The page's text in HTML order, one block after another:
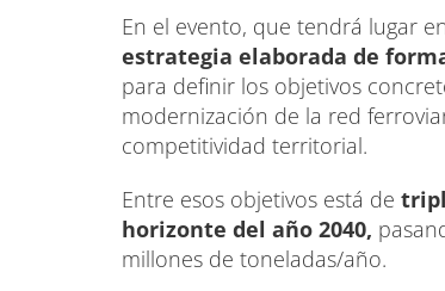
En el evento, que tendrá lugar
estrategia elaborada de
para definir los objetivos
modernización de la red
competitividad territorial.
Entre esos objetivos está de
horizonte del año 2040,
millones de toneladas/año.